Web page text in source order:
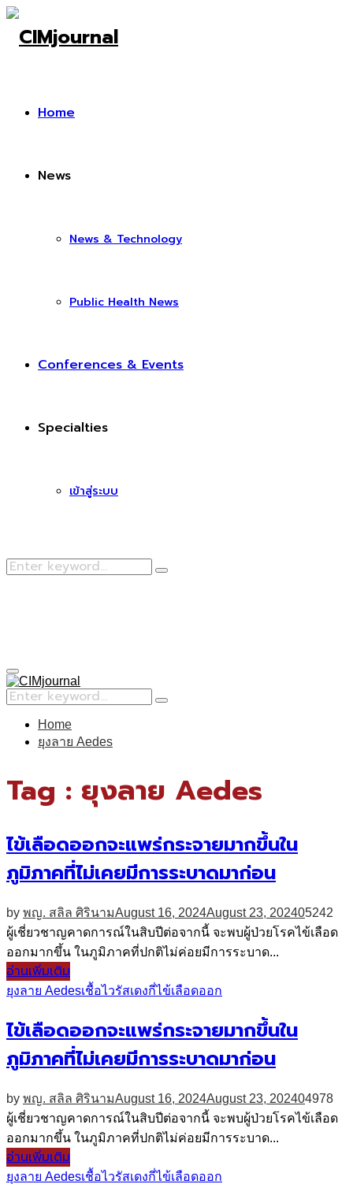
Home
News
News & Technology
Public Health News
Conferences & Events
Specialties
เข้าสู่ระบบ
Search
Search
Primary
Menu
Search
for:
Search
Home
ยุงลาย Aedes
Tag : ยุงลาย Aedes
ไข้เลือดออกจะแพร่กระจายมากขึ้นใน
ภูมิภาคที่ไม่เคยมีการระบาดมาก่อน
by พญ. สลิล ศิรินามAugust 16, 2024August 23, 202405242
ผู้เชี่ยวชาญคาดการณ์ในสิบปีต่อจากนี้ จะพบผู้ป่วยโรคไข้เลือด
ออกมากขึ้น ในภูมิภาคที่ปกติไม่ค่อยมีการระบาด...
อ่านเพิ่มเติม
ยุงลาย Aedesเชื้อไวรัสเดงกี่ไข้เลือดออก
ไข้เลือดออกจะแพร่กระจายมากขึ้นใน
ภูมิภาคที่ไม่เคยมีการระบาดมาก่อน
by พญ. สลิล ศิรินามAugust 16, 2024August 23, 202404978
ผู้เชี่ยวชาญคาดการณ์ในสิบปีต่อจากนี้ จะพบผู้ป่วยโรคไข้เลือด
ออกมากขึ้น ในภูมิภาคที่ปกติไม่ค่อยมีการระบาด...
อ่านเพิ่มเติม
ยุงลาย Aedesเชื้อไวรัสเดงกี่ไข้เลือดออก